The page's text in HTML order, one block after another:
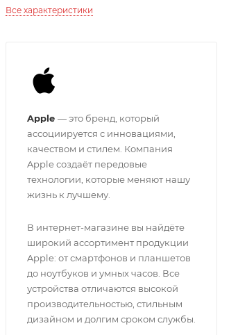
Все характеристики
Apple — это бренд, который
ассоциируется с инновациями,
качеством и стилем. Компания
Apple создаёт передовые
технологии, которые меняют нашу
жизнь к лучшему.
В интернет-магазине вы найдёте
широкий ассортимент продукции
Apple: от смартфонов и планшетов
до ноутбуков и умных часов. Все
устройства отличаются высокой
производительностью, стильным
дизайном и долгим сроком службы.